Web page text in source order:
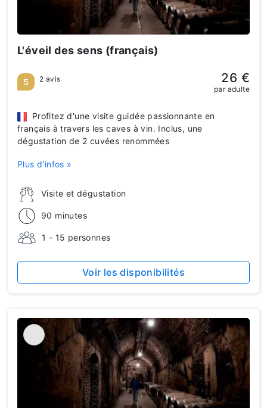
L'éveil des sens (français)
Visite et dégustation
90 minutes
1 - 15 personnes
Profitez d'une visite guidée passionnante en
français à travers les caves à vin. Inclus, une
dégustation de 2 cuvées renommées
Plus d'infos »
5 2 avis 26 €
par adulte
Voir les disponibilités